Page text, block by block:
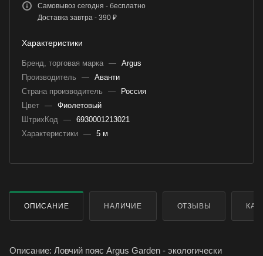
Самовывоз сегодня - бесплатно
Доставка завтра - 390 ₽
Характеристики
Бренд, торговая марка — Argus
Производитель
— Аванти
Страна производитель
—
Россия
Цвет — Фиолетовый
ШтрихКод — 6930001213021
Характеристики — 5 м
ОПИСАНИЕ НАЛИЧИЕ ОТЗЫВЫ
Описание: Ловчий пояс Argus Garden - экологически